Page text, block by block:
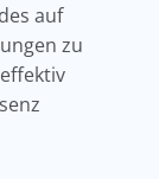
auf
zu